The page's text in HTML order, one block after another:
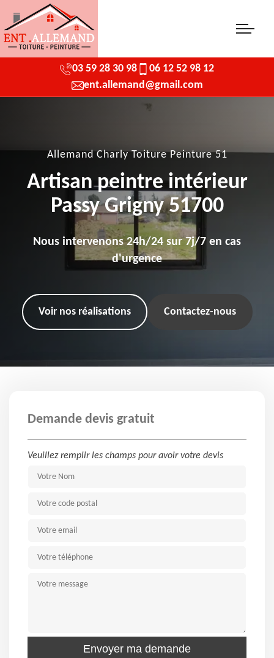
03 59 28 30 98
06 12 52 98 12
ent.allemand@gmail.com
Allemand Charly Toiture Peinture 51
Artisan peintre intérieur
Passy Grigny 51700
Nous intervenons 24h/24 sur 7j/7 en cas
d'urgence
Voir nos réalisations Contactez-nous
Demande devis gratuit
Veuillez remplir les champs pour avoir votre devis